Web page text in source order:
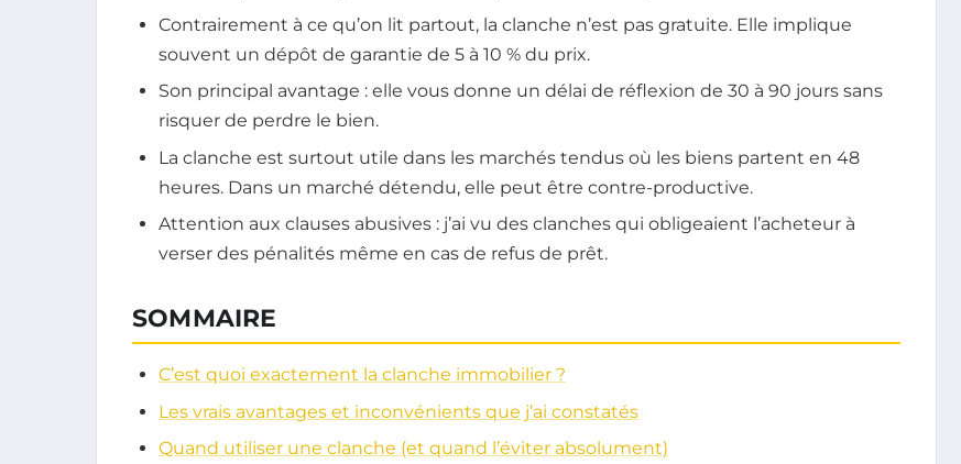
Contrairement à ce qu’on lit partout, la clanche n’est pas gratuite. Elle implique
souvent un dépôt de garantie de 5 à 10 % du prix.
Son principal avantage : elle vous donne un délai de réflexion de 30 à 90 jours sans
risquer de perdre le bien.
La clanche est surtout utile dans les marchés tendus où les biens partent en 48
heures. Dans un marché détendu, elle peut être contre-productive.
Attention aux clauses abusives : j’ai vu des clanches qui obligeaient l’acheteur à
verser des pénalités même en cas de refus de prêt.
SOMMAIRE
C’est quoi exactement la clanche immobilier ?
Les vrais avantages et inconvénients que j’ai constatés
Quand utiliser une clanche (et quand l’éviter absolument)